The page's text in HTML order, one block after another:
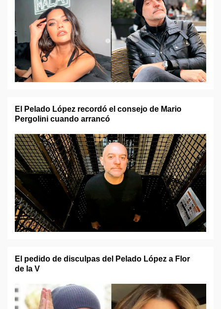
El Pelado López recordó el consejo de Mario
Pergolini cuando arrancó
El pedido de disculpas del Pelado López a Flor
de la V